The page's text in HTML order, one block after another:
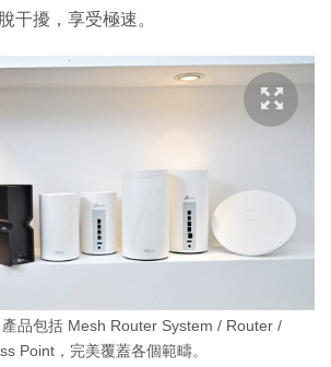
干擾，享受極速。
品包括 Mesh Router System / Router /
Point，完美覆蓋各個範疇。